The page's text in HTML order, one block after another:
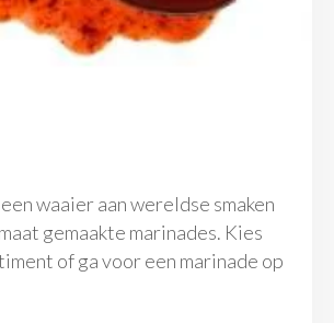
waaier aan wereldse smaken
gemaakte marinades. Kies
of ga voor een marinade op